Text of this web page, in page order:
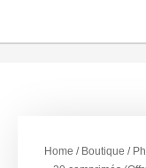
Home / Boutique /